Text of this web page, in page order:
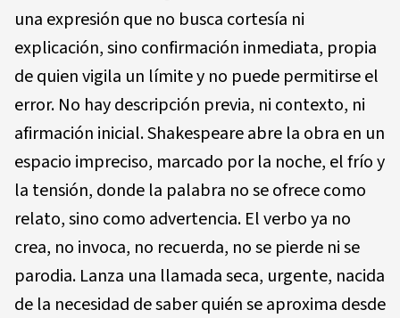
una expresión que no busca cortesía ni
explicación, sino confirmación inmediata, propia
de quien vigila un límite y no puede permitirse el
error. No hay descripción previa, ni contexto, ni
afirmación inicial. Shakespeare abre la obra en un
espacio impreciso, marcado por la noche, el frío y
la tensión, donde la palabra no se ofrece como
relato, sino como advertencia. El verbo ya no
crea, no invoca, no recuerda, no se pierde ni se
parodia. Lanza una llamada seca, urgente, nacida
de la necesidad de saber quién se aproxima desde